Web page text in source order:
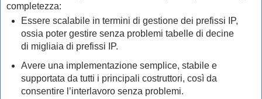
completezza:
Essere scalabile in termini di gestione dei prefissi IP,
ossia poter gestire senza problemi tabelle di decine
di migliaia di prefissi IP.
Avere una implementazione semplice, stabile e
supportata da tutti i principali costruttori, così da
consentire l’interlavoro senza problemi.